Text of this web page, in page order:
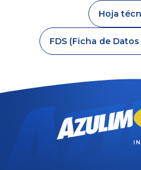
Hoja
FDS (Ficha de